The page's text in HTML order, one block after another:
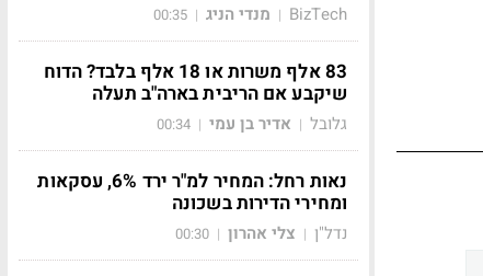
BizTech
| מנדי הניג |
00:35
83 אלף משרות או 18 אלף בלבד? הדוח
שיקבע אם הריבית בארה"ב תעלה
גלובל | אדיר בן עמי |
00:34
נאות רחל: המחיר למ"ר ירד 6%, עסקאות
ומחירי הדירות בשכונה
נדל"ן | צלי אהרון |
00:30